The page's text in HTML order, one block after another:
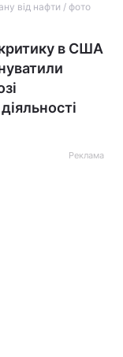
від нафти / фото
в США
Реклама